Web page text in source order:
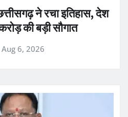
ने रचा इतिहास, देश
की बड़ी सौगात
Aug 6, 2026